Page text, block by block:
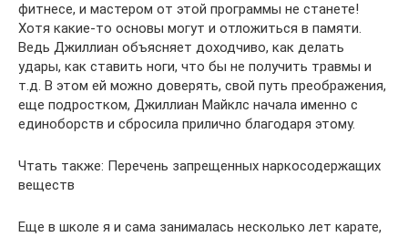
фитнесе, и мастером от этой программы не станете!
Хотя какие-то основы могут и отложиться в памяти.
Ведь Джиллиан объясняет доходчиво, как делать
удары, как ставить ноги, что бы не получить травмы и
т.д. В этом ей можно доверять, свой путь преображения,
еще подростком, Джиллиан Майклс начала именно с
единоборств и сбросила прилично благодаря этому.
Чтать также: Перечень запрещенных наркосодержащих
веществ
Еще в школе я и сама занималась несколько лет карате,